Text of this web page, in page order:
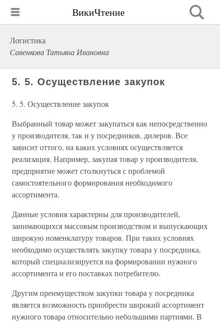
ВикиЧтение
Логистика
Савенкова Татьяна Ивановна
5. 5. Осуществление закупок
5. 5. Осуществление закупок
Выбранный товар может закупаться как непосредственно
у производителя, так и у посредников, дилеров. Все
зависит оттого, на каких условиях осуществляется
реализация. Например, закупая товар у производителя,
предприятие может столкнуться с проблемой
самостоятельного формирования необходимого
ассортимента.
Данные условия характерны для производителей,
занимающихся массовым производством и выпускающих
широкую номенклатуру товаров. При таких условиях
необходимо осуществлять закупку товара у посредника,
который специализируется на формировании нужного
ассортимента и его поставках потребителю.
Другим преимуществом закупки товара у посредника
является возможность приобрести широкий ассортимент
нужного товара относительно небольшими партиями. В